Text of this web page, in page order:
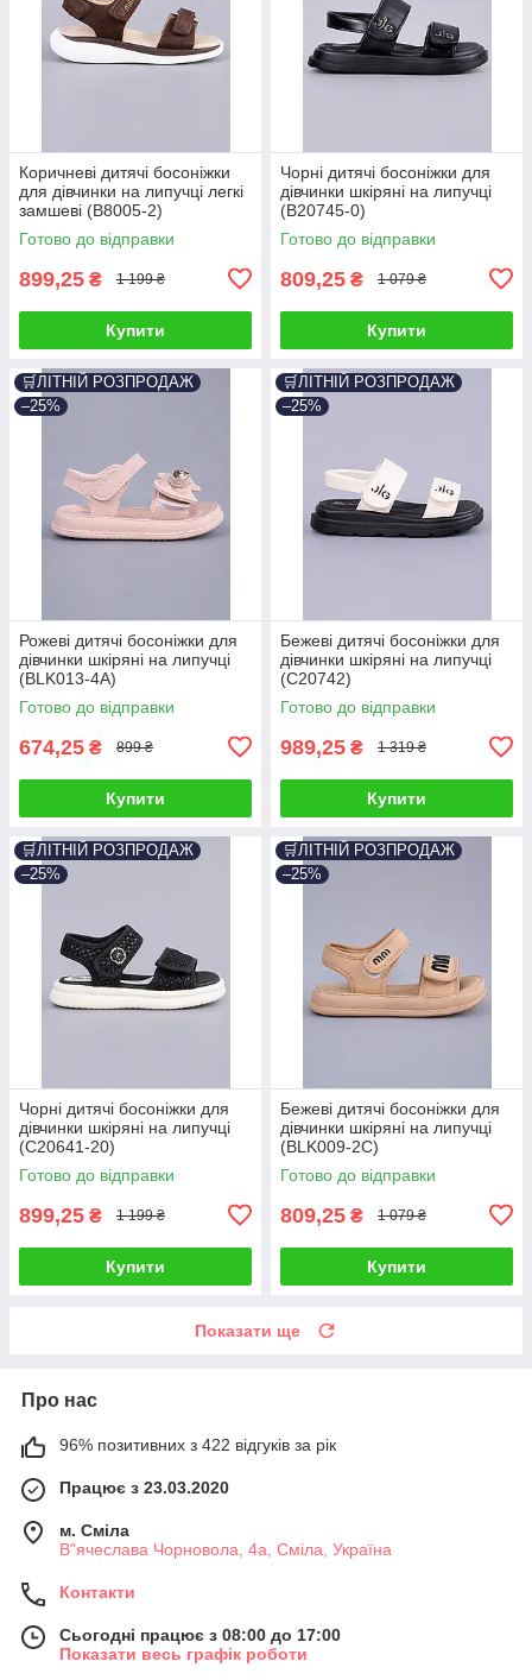
Коричневі дитячі босоніжки
для дівчинки на липучці легкі
замшеві (B8005-2)
Готово до відправки
899,25 ₴ 1 199 ₴
Купити
Чорні дитячі босоніжки для
дівчинки шкіряні на липучці
(B20745-0)
Готово до відправки
809,25 ₴ 1 079 ₴
Купити
🛒ЛІТНІЙ РОЗПРОДАЖ
–25%
Рожеві дитячі босоніжки для
дівчинки шкіряні на липучці
(BLK013-4A)
Готово до відправки
674,25 ₴ 899 ₴
Купити
🛒ЛІТНІЙ РОЗПРОДАЖ
–25%
Бежеві дитячі босоніжки для
дівчинки шкіряні на липучці
(C20742)
Готово до відправки
989,25 ₴ 1 319 ₴
Купити
🛒ЛІТНІЙ РОЗПРОДАЖ
–25%
Чорні дитячі босоніжки для
дівчинки шкіряні на липучці
(C20641-20)
Готово до відправки
899,25 ₴ 1 199 ₴
Купити
🛒ЛІТНІЙ РОЗПРОДАЖ
–25%
Бежеві дитячі босоніжки для
дівчинки шкіряні на липучці
(BLK009-2C)
Готово до відправки
809,25 ₴ 1 079 ₴
Купити
Показати ще
Про нас
96% позитивних з 422 відгуків за рік
Працює з 23.03.2020
м. Сміла
В"ячеслава Чорновола, 4а, Сміла, Україна
Контакти
Сьогодні працює з 08:00 до 17:00
Показати весь графік роботи